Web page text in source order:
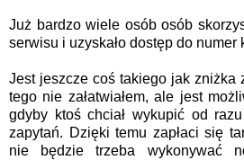
Już bardzo wiele osób osób
serwisu i uzyskało dostęp do numer
Jest jeszcze coś takiego jak zniżka
tego nie załatwiałem, ale jest
gdyby ktoś chciał wykupić od
zapytań. Dzięki temu zapłaci się
nie będzie trzeba wykonywać